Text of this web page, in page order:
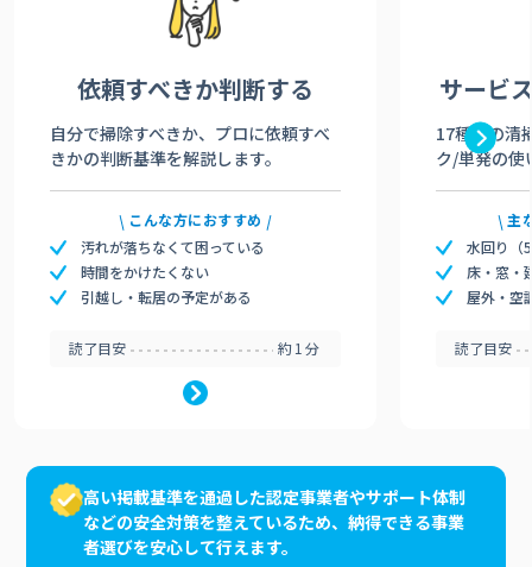
依頼すべきか判断する
自分で掃除すべきか、プロに依頼すべ
きかの判断基準を解説します。
こんな方におすすめ
汚れが落ちなくて困っている
時間をかけたくない
引越し・転居の予定がある
読了目安 約1分
サービ
17種類の清
ク/単発の使
主
水回り（
床・窓・
屋外・空
読了目安
高い掲載基準を通過した認定事業者やサポート体制
などの安全対策を整えているため、納得できる事業
者選びを安心して行えます。